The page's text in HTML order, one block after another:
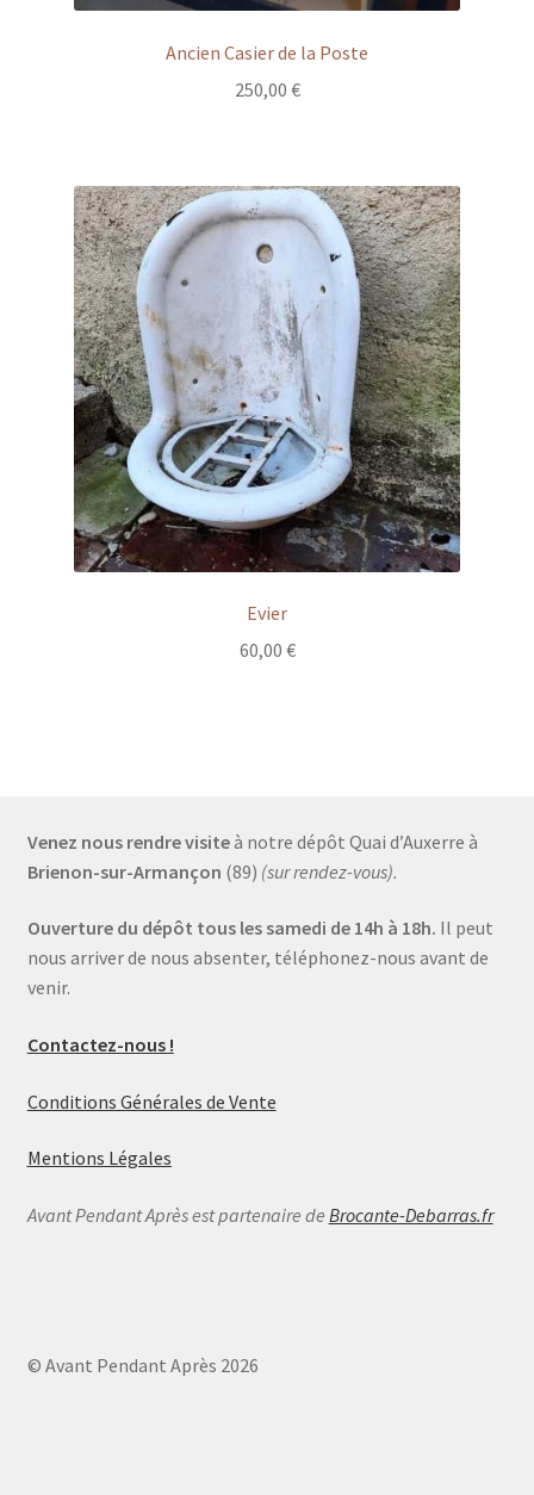
Ancien Casier de la Poste
250,00 €
Evier
60,00 €
Venez nous rendre visiteà notre dépôt Quai d’Auxerre à
Brienon-sur-Armançon (89) (sur rendez-vous).
Ouverture du dépôt tous les samedi de 14h à 18h. Il peut
nous arriver de nous absenter, téléphonez-nous avant de
venir.
Contactez-nous !
Conditions Générales de Vente
Mentions Légales
Avant Pendant Après est partenaire de Brocante-Debarras.fr
© Avant Pendant Après 2026